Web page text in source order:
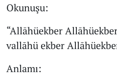
Okunuşu:
“Allāhüekber
vallāhü ekber
Anlamı: